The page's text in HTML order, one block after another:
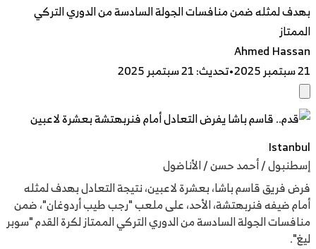
بهدف لمثله ضمن منافسات الجولة السادسة من الدوري التركي
الممتاز
Ahmed Hassan
21 سبتمبر 2025
•تحديث:21 سبتمبر 2025
Istanbul
إسطنبول / أحمد حسن / الأناضول
فرض فريق قاسم باشا، بعشرة لاعبين، نتيجة التعادل بهدف لمثله
أمام ضيفه فنربهتشة، الأحد، على ملعب "رجب طيب أردوغان"، ضمن
منافسات الجولة السادسة من الدوري التركي الممتاز لكرة القدم "سوبر
ليغ".